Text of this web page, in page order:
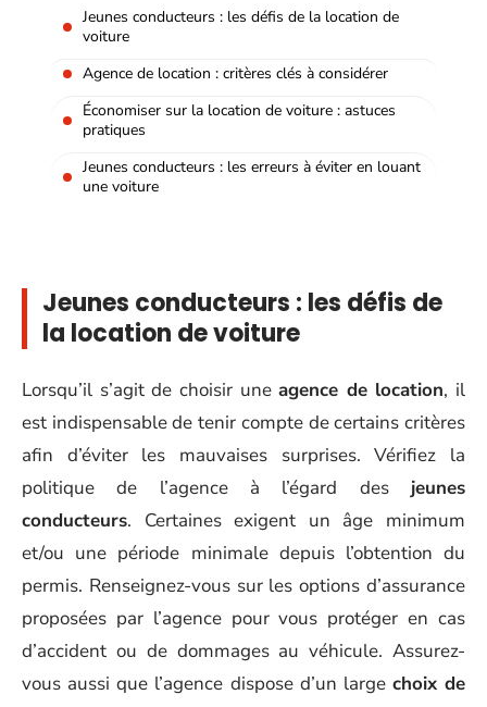
Jeunes conducteurs : les défis de la location de
voiture
Agence de location : critères clés à considérer
Économiser sur la location de voiture : astuces
pratiques
Jeunes conducteurs : les erreurs à éviter en louant
une voiture
Jeunes conducteurs : les défis de
la location de voiture
Lorsqu’il s’agit de choisir uneagence de location, il
est indispensable de tenir compte de certains critères
afin d’éviter les mauvaises surprises. Vérifiez la
politique de l’agence à l’égard des jeunes
conducteurs. Certaines exigent un âge minimum
et/ou une période minimale depuis l’obtention du
permis. Renseignez-vous sur les options d’assurance
proposées par l’agence pour vous protéger en cas
d’accident ou de dommages au véhicule. Assurez-
vous aussi que l’agence dispose d’un large choix de